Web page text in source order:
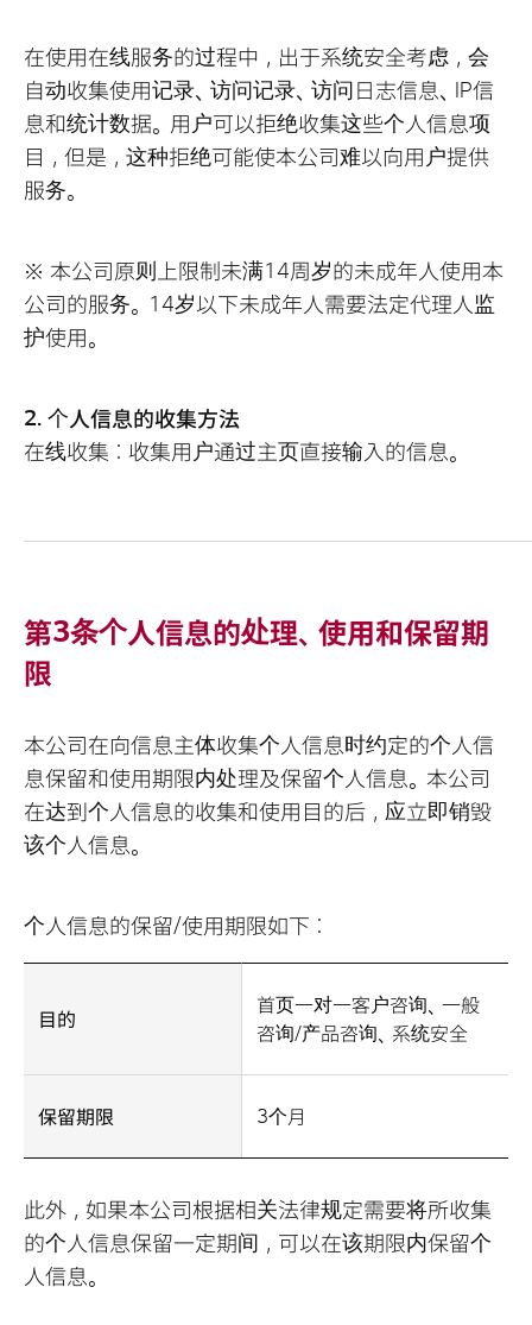
在使用在线服务的过程中，出于系统安全考虑，会
自动收集使用记录、访问记录、访问日志信息、IP信
息和统计数据。用户可以拒绝收集这些个人信息项
目，但是，这种拒绝可能使本公司难以向用户提供
服务。
※ 本公司原则上限制未满14周岁的未成年人使用本
公司的服务。14岁以下未成年人需要法定代理人监
护使用。
2. 个人信息的收集方法
在线收集：收集用户通过主页直接输入的信息。
第3条个人信息的处理、使用和保留期
限
本公司在向信息主体收集个人信息时约定的个人信
息保留和使用期限内处理及保留个人信息。本公司
在达到个人信息的收集和使用目的后，应立即销毁
该个人信息。
个人信息的保留/使用期限如下：
目的
首页一对一客户咨询、一般
咨询/产品咨询、系统安全
保留期限 3个月
此外，如果本公司根据相关法律规定需要将所收集
的个人信息保留一定期间，可以在该期限内保留个
人信息。